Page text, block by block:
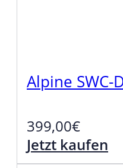
Alpine
399,00€
Jetzt kaufen